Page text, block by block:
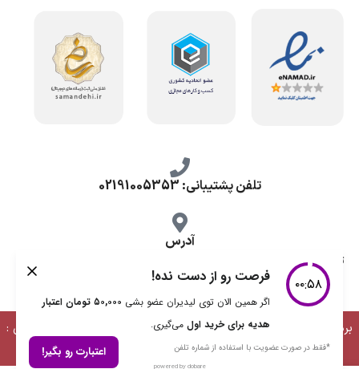
تلفن پشتیبانی: 02191005353
آدرس
تهران، طرشت شمالی، خ محمد حسینی، کوچه گلناز شرقی، پلاک 10.
برداشت مطالب با ذکر منبع بلامانع است | طراحی، توسعه و پشتیبانی :
دیمن ارتباط